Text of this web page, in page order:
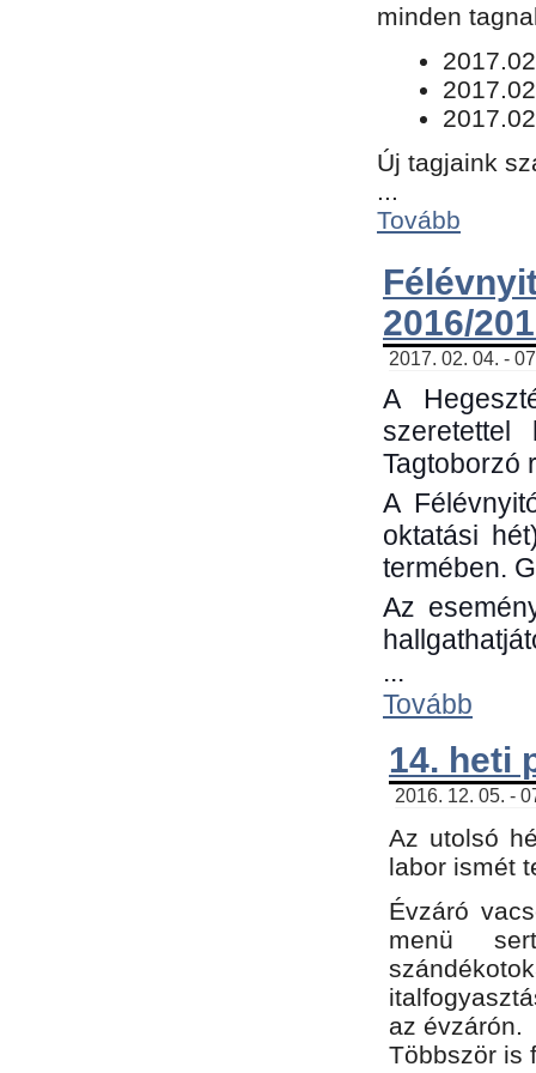
minden
Új tagjaink
...
Tovább
2016/
2017. 02. 04. -
A
Tagtoborzó
A
oktatási
termében.
Az
...
Tovább
14. heti
2016. 12. 05. -
Az utolsó
labor ismét
Évzáró
menü
az évzárón.
Többször is